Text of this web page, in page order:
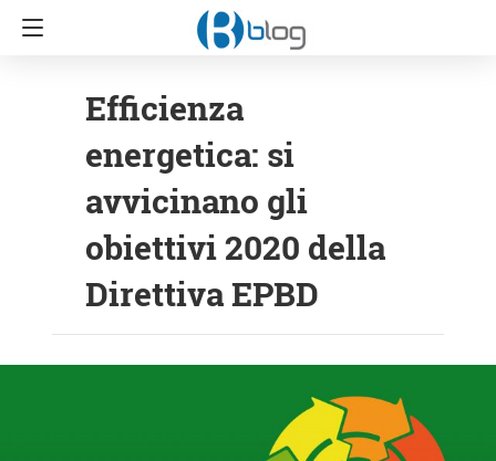
Efficienza
energetica: si
avvicinano gli
obiettivi 2020 della
Direttiva EPBD